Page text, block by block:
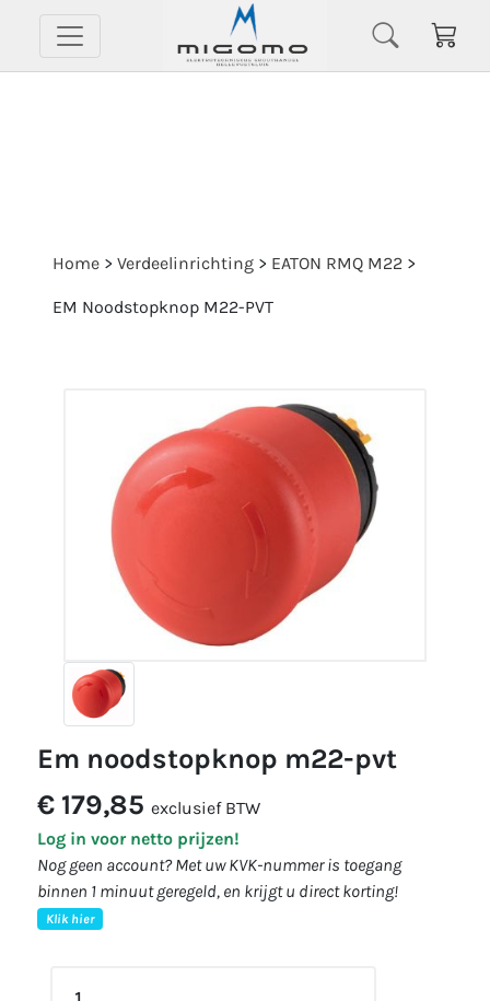
Home > Verdeelinrichting > EATON RMQ M22 >
EM Noodstopknop M22-PVT
em noodstopknop m22-pvt
€ 179,85 exclusief BTW
Log in voor netto prijzen!
Nog geen account? Met uw KVK-nummer is toegang
binnen 1 minuut geregeld, en krijgt u direct korting!
Klik hier